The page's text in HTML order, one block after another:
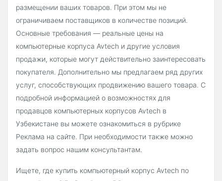
размещении ваших товаров. При этом мы не
ограничиваем поставщиков в количестве позиций.
Основные требования — реальные цены на
компьютерные корпуса Avtech и другие условия
продажи, которые могут действительно заинтересовать
покупателя. Дополнительно мы предлагаем ряд других
услуг, способствующих продвижению вашего товара. С
подробной информацией о возможностях для
продавцов компьютерных корпусов Avtech в
Узбекистане вы можете ознакомиться в рубрике
Реклама на сайте. При необходимости также можно
задать вопрос нашим консультантам.
Ищете, где купить компьютерный корпус Avtech по